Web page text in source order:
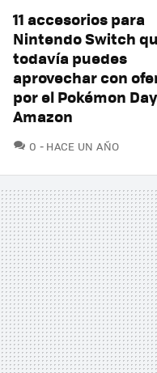
11 accesorios para
Nintendo Switch
todavía puedes
aprovechar con
por el Pokémon
Amazon
0 COMENTARIOS
HACE UN AÑO